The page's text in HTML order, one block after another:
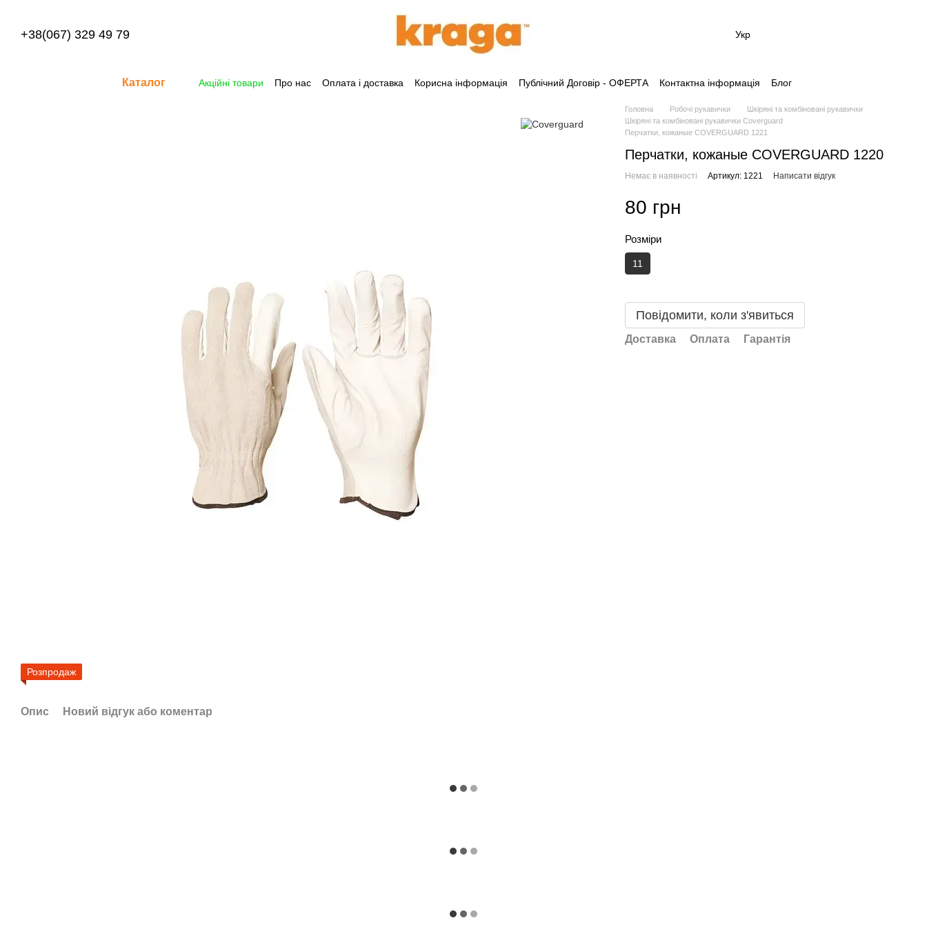
+38(067) 329 49 79 Укр
Каталог Акційні товари Про нас Оплата і доставка Корисна інформація Публічний Договір - ОФЕРТА Контактна інформація Блог
Розпродаж
Опис Новий відгук або коментар
Головна Робочі рукавички
Шкіряні та комбіновані рукавички
Шкіряні та комбіновані рукавички Coverguard
Перчатки, кожаные COVERGUARD 1221
Перчатки, кожаные COVERGUARD 1220
Немає в наявності Артикул: 1221 Написати відгук
80 грн
Розміри
11
Повідомити, коли з'явиться
Доставка Оплата Гарантія